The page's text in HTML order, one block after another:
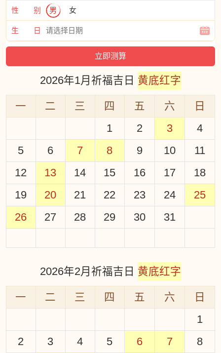
性 别 男 女
生 日
2026年1月祈福吉日 黄底红字
一 二 三 四 五 六
日
1
2 3
4
5
6 7 8 9 10
11
12
13 14 15 16 17
18
19
20 21 22 23 24
25
26
27 28 29 30 31
2026年2月祈福吉日 黄底红字
一 二 三 四 五 六
日
1
2
3 4 5 6 7
8